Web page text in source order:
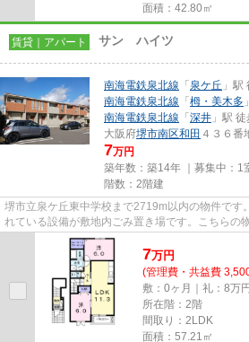
面積：42.80㎡
賃貸｜アパート サン ハイツ
南海電鉄泉北線 「 泉ケ丘 」駅
南海電鉄泉北線 「 栂・美木多
南海電鉄泉北線 「 深井 」駅
大阪府堺市南区和田 ４３６番
7万円
築年数：築14年 ｜募集中： 1
階数：2階建
堺市立泉ケ丘東中学校まで2719m以内の物件です
れている設備が敷地内ごみ置き場です。こちらの
済は、月々の家賃や初期費用支...
7万円
(管理費・共益費
敷：0ヶ月｜礼：8万円
所在階：2階
間取り：2LDK
面積：57.21㎡